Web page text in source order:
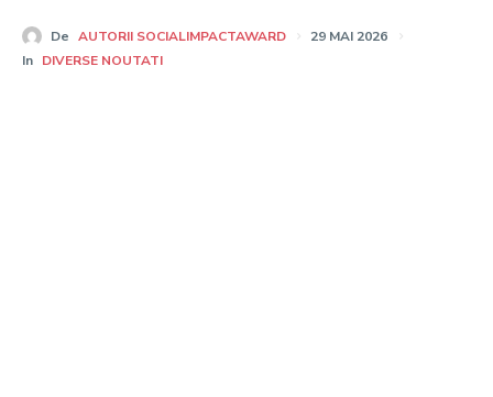
De AUTORII SOCIALIMPACTAWARD
29 MAI 2026
In DIVERSE NOUTATI